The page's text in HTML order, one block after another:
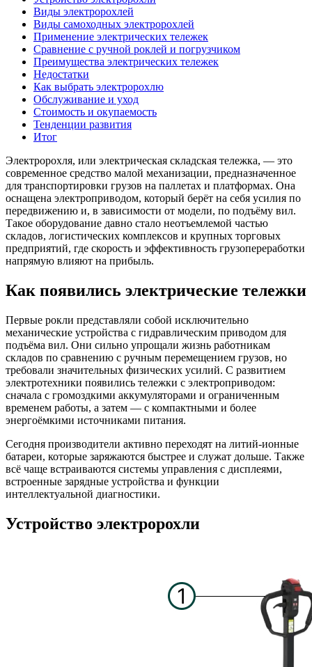
Виды электророхлей
Виды самоходных электророхлей
Применение электрических тележек
Сравнение с ручной роклей и погрузчиком
Преимущества электрических тележек
Недостатки
Как выбрать электророхлю
Обслуживание и уход
Стоимость и окупаемость
Тенденции развития
Итог
Электророхля, или электрическая складская тележка, — это
современное средство малой механизации, предназначенное
для транспортировки грузов на паллетах и платформах. Она
оснащена электроприводом, который берёт на себя усилия по
передвижению и, в зависимости от модели, по подъёму вил.
Такое оборудование давно стало неотъемлемой частью
складов, логистических комплексов и крупных торговых
предприятий, где скорость и эффективность грузопереработки
напрямую влияют на прибыль.
Как появились электрические тележки
Первые рокли представляли собой исключительно
механические устройства с гидравлическим приводом для
подъёма вил. Они сильно упрощали жизнь работникам
складов по сравнению с ручным перемещением грузов, но
требовали значительных физических усилий. С развитием
электротехники появились тележки с электроприводом:
сначала с громоздкими аккумуляторами и ограниченным
временем работы, а затем — с компактными и более
энергоёмкими источниками питания.
Сегодня производители активно переходят на литий-ионные
батареи, которые заряжаются быстрее и служат дольше. Также
всё чаще встраиваются системы управления с дисплеями,
встроенные зарядные устройства и функции
интеллектуальной диагностики.
Устройство электророхли